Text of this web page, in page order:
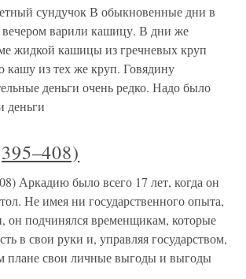
сундучок В обыкновенные дни в
вечером варили кашицу. В дни же
жидкой кашицы из гречневых круп
кашу из тех же круп. Говядину
деньги очень редко. Надо было
деньги
Аркадию было всего 17 лет, когда он
Не имея ни государственного опыта,
он подчинялся временщикам, которые
в свои руки и, управляя государством,
плане свои личные выгоды и выгоды